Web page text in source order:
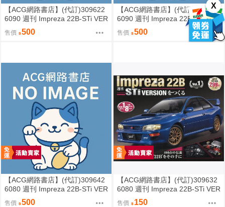
X
【ACG網路書店】(代訂)309622
6090 週刊 Impreza 22B-STi VER
SION をつくる (4)
售價 500
【ACG網路書店】(代訂)309612
6090 週刊 Impreza 22B-STi VER
SION をつくる (3)
售價 500
【ACG網路書店】(代訂)309642
6080 週刊 Impreza 22B-STi VER
SION をつくる (2)
售價 500
【ACG網路書店】(代訂)309632
6080 週刊 Impreza 22B-STi VER
SION をつくる (1) 創刊號
售價 150